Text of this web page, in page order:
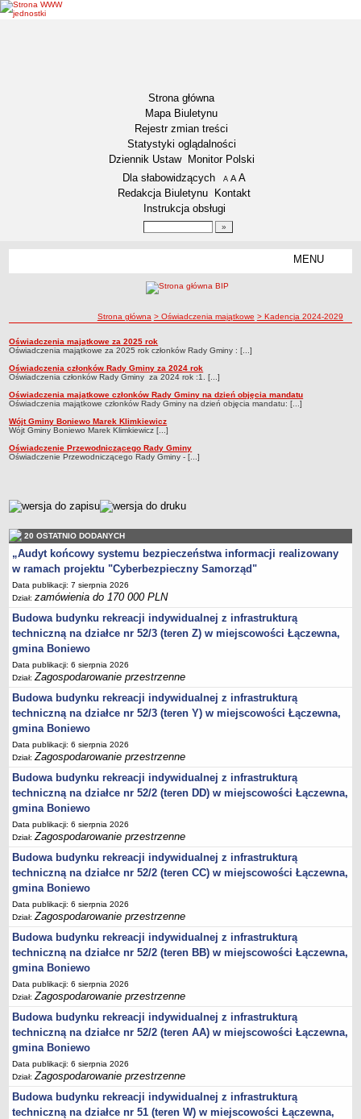
Strona główna
Mapa Biuletynu
Rejestr zmian treści
Statystyki oglądalności
Dziennik Ustaw
Monitor Polski
Menu dodatkowe
Dla słabowidzących A pomniejsz czcionkę
A standardowy rozmiar czcionki
A
Redakcja Biuletynu
Kontakt
Instrukcja obsługi
MENU
Zadania publiczne
Związki i stowarzyszenia
Zabytki Gminy
Plan Zagospodarowania Przestrzennego
Plan ogólny Gminy Boniewo
terenów Gminy Boniewo
pomoc prawna
Punkt potwierdzania profilu zaufanego
Porozumienia
Infromacje w zakresie preferencyjnego paliwa stałego
ocena jakości wody
WŁADZE I STRUKTURA
Rada gminy
Urząd gminy
Wójt
Jednostki organizacyjne
jednostki pomocnicze /sołectwa Gminy Boniewo/
Gminne Instytucje Kultury
Nabór pracowników na stanowiska pracy
Deklaracja dostępności strony internetowej Urzędu Gminy Boniewo
RODO
REJESTRY
Rejestry i ewidencje
Rejestr działalności regulowanej
Ewidencja udzielonych i cofniętych zezwoleń na prowadzenie
Zbiorowego Zaopatrzenia w Wodę i Zbiorowego Odprowadzania
Ścieków
Rejestr Instytucji Kultury
bezodpływowych lub osadników
AKTUALNOŚCI GMINY BONIEWO
FINANSE GMINY
Majątek gminy
Budżet
sprawozdania z wykonania budżetu
Plan postępowań na 2026 rok
ścieżka nawigacji
Strona główna > Oświadczenia majątkowe > Kadencja 2024-2029
Kadencja 2024-2029
Kadencja 2024-2029
Oświadczenia majątkowe za 2025 rok
Oświadczenia majątkowe za 2025 rok członków Rady Gminy : [...]
Oświadczenia członków Rady Gminy za 2024 rok
Oświadczenia członków Rady Gminy za 2024 rok :1. [...]
Oświadczenia majątkowe członków Rady Gminy na dzień objęcia mandatu
Oświadczenia majątkowe członków Rady Gminy na dzień objęcia mandatu: [...]
Wójt Gminy Boniewo Marek Klimkiewicz
Wójt Gminy Boniewo Marek Klimkiewicz [...]
Oświadczenie Przewodniczącego Rady Gminy
Oświadczenie Przewodniczącego Rady Gminy - [...]
metryczka
20 OSTATNIO DODANYCH
„Audyt końcowy systemu bezpieczeństwa informacji realizowany
w ramach projektu "Cyberbezpieczny Samorząd"
Data publikacji: 7 sierpnia 2026
Dział:zamówienia do 170 000 PLN
Budowa budynku rekreacji indywidualnej z infrastrukturą
techniczną na działce nr 52/3 (teren Z) w miejscowości Łączewna,
gmina Boniewo
Data publikacji: 6 sierpnia 2026
Dział:Zagospodarowanie przestrzenne
Budowa budynku rekreacji indywidualnej z infrastrukturą
techniczną na działce nr 52/3 (teren Y) w miejscowości Łączewna,
gmina Boniewo
Data publikacji: 6 sierpnia 2026
Dział:Zagospodarowanie przestrzenne
Budowa budynku rekreacji indywidualnej z infrastrukturą
techniczną na działce nr 52/2 (teren DD) w miejscowości Łączewna,
gmina Boniewo
Data publikacji: 6 sierpnia 2026
Dział:Zagospodarowanie przestrzenne
Budowa budynku rekreacji indywidualnej z infrastrukturą
techniczną na działce nr 52/2 (teren CC) w miejscowości Łączewna,
gmina Boniewo
Data publikacji: 6 sierpnia 2026
Dział:Zagospodarowanie przestrzenne
Budowa budynku rekreacji indywidualnej z infrastrukturą
techniczną na działce nr 52/2 (teren BB) w miejscowości Łączewna,
gmina Boniewo
Data publikacji: 6 sierpnia 2026
Dział:Zagospodarowanie przestrzenne
Budowa budynku rekreacji indywidualnej z infrastrukturą
techniczną na działce nr 52/2 (teren AA) w miejscowości Łączewna,
gmina Boniewo
Data publikacji: 6 sierpnia 2026
Dział:Zagospodarowanie przestrzenne
Budowa budynku rekreacji indywidualnej z infrastrukturą
techniczną na działce nr 51 (teren W) w miejscowości Łączewna,